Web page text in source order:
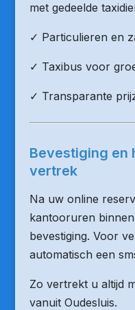
met gedeelde
✓ Particulieren en
✓ Taxibus voor
✓ Transparante
Bevestiging en
vertrek
Na uw online
kantooruren
bevestiging. Voor
automatisch een
Zo vertrekt u altijd
vanuit Oudesluis.